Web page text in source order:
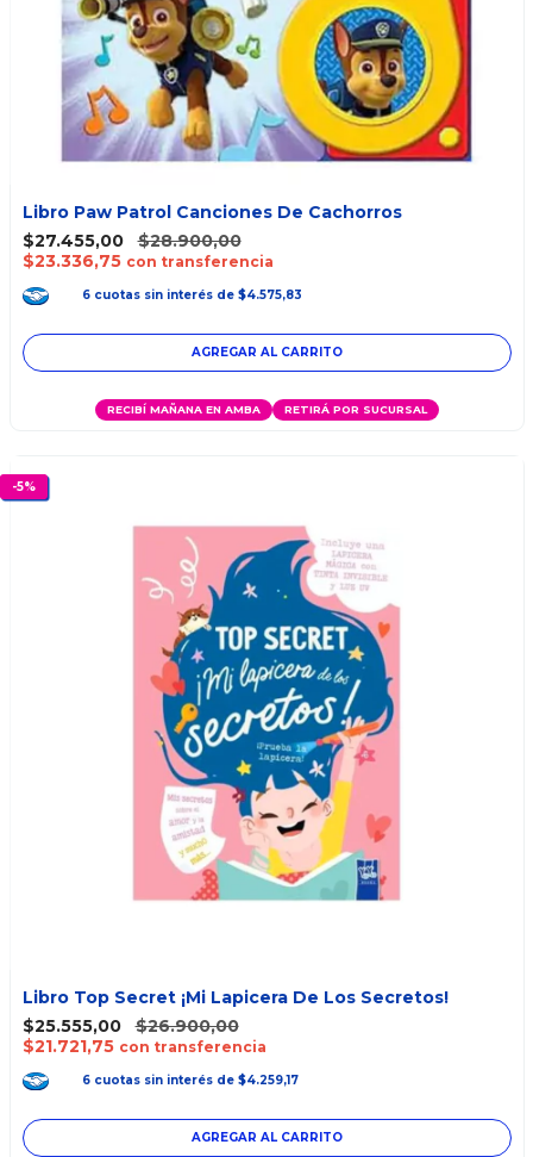
Libro Paw Patrol Canciones De Cachorros
$27.455,00
$28.900,00
$23.336,75 con transferencia
6 cuotas sin interés de $4.575,83
RECIBÍ MAÑANA EN AMBA RETIRÁ POR SUCURSAL
-5%
Libro Top Secret ¡Mi Lapicera De Los Secretos!
$25.555,00
$26.900,00
$21.721,75 con transferencia
6 cuotas sin interés de $4.259,17